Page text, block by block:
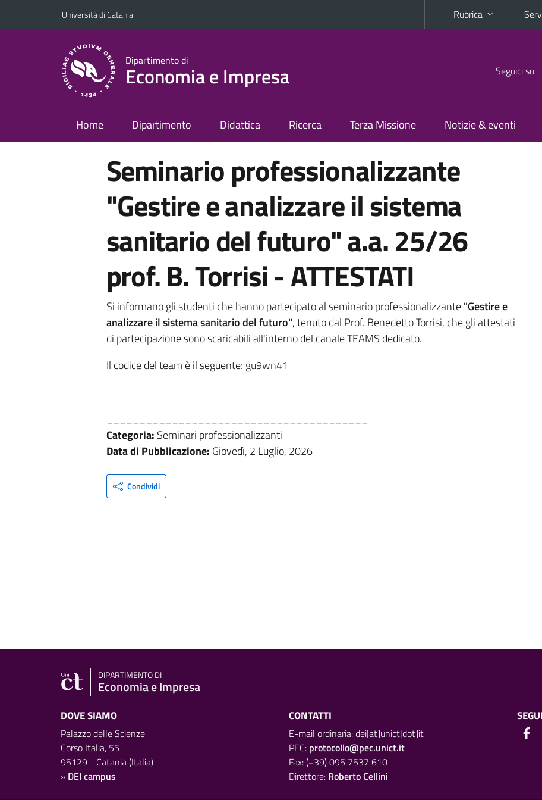
Vai al contenuto principale
Vai al menu di navigazione
Università di Catania Rubrica
Dipartimento di
Economia e Impresa Seguici su
Home Dipartimento Didattica Ricerca Terza Missione Notizie & eventi
Seminario professionalizzante
"Gestire e analizzare il sistema
sanitario del futuro" a.a. 25/26
prof. B. Torrisi - ATTESTATI
Si informano gli studenti che hanno partecipato al seminario professionalizzante"Gestire e
analizzare il sistema sanitario del futuro", tenuto dal Prof. Benedetto Torrisi, che gli attestati
di partecipazionesono scaricabili all'interno del canale TEAMS dedicato.
Il codice del team è il seguente: gu9wn41
Categoria: Seminari professionalizzanti
Data di Pubblicazione: Giovedì, 2 Luglio, 2026
Condividi
DIPARTIMENTO DI
Economia e Impresa
DOVE SIAMO
Palazzo delle Scienze
Corso Italia, 55
95129 - Catania (Italia)
» DEI campus
CONTATTI
E-mail ordinaria: dei[at]unict[dot]it
PEC: protocollo@pec.unict.it
Fax: (+39) 095 7537 610
Direttore: Roberto Cellini